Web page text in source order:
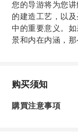
您的导游将为您
的建造工艺，以
中的重要意义。
景和内在内涵，那
购买须知
購買注意事項